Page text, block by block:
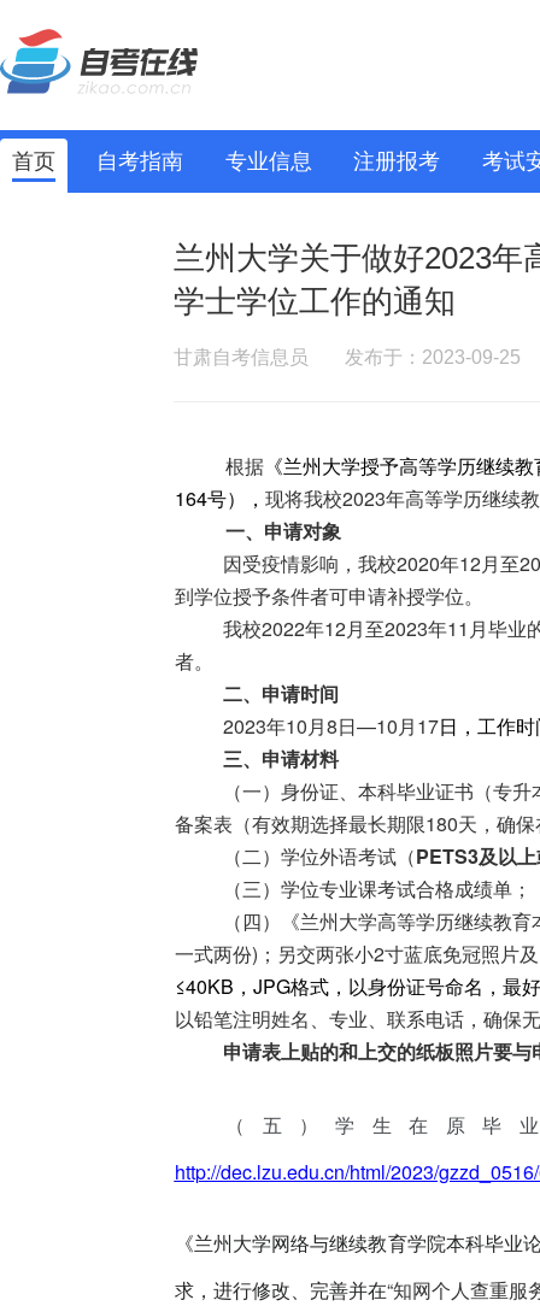
首页 自考指南 专业信息 注册报考 考试
兰州大学关于做好2023年
学士学位工作的通知
甘肃自考信息员 发布于：2023-09-25
根据 《兰州大学授予高等学历继续
164号）， 现将我校2023年高等学历继续
一、申请对象
因受疫情影响，我校2020年12月至
到学位授予条件者可申请补授学位。
我校2022年12月至2023年11月毕业
者。
二、申请时间
2023年10月8日—10月17日，工作
三、申请材料
（一）身份证、本科毕业证书（专
备案表（有效期选择最长期限180天，确
（二）学位外语考试（PETS3及以
（三）学位专业课考试合格成绩单；
（四）《兰州大学高等学历继续教
一式两份)；另交两张小2寸蓝底免冠照片
≤40KB，JPG格式，以身份证号命名 ， 最
以铅笔注明姓名、专业、联系电话，确保
申请表上贴的和上交的纸板照片要与
（五）学生在原毕
http://dec.lzu.edu.cn/html/2023/
《兰州大学网络与继续教育学院本科毕
求，进行修改、完善并在“知网个人查重服